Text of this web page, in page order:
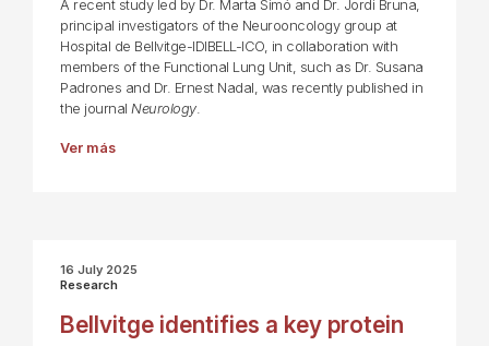
A recent study led by Dr. Marta Simó and Dr. Jordi Bruna,
principal investigators of the Neurooncology group at
Hospital de Bellvitge-IDIBELL-ICO, in collaboration with
members of the Functional Lung Unit, such as Dr. Susana
Padrones and Dr. Ernest Nadal, was recently published in
the journal Neurology.
Ver más
16 July 2025
Research
Bellvitge identifies a key protein